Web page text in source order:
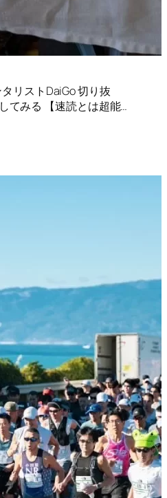
リストDaiGo 切り抜
てみる 【速読とは超能…